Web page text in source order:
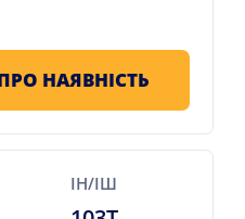
НАЯВНІСТЬ
ІН/ІШ